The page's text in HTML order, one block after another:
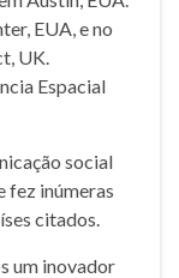
EUA, e no
UK.
Espacial
social
fez inúmeras
citados.
um inovador